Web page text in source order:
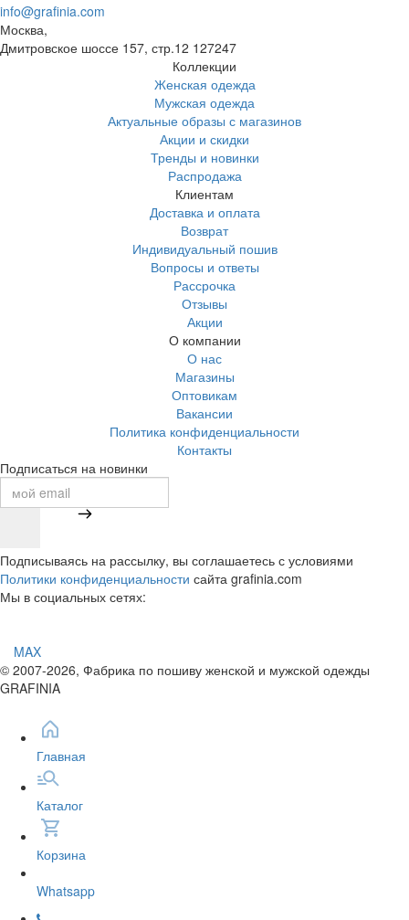
info@grafinia.com
Москва,
Дмитровское шоссе 157, стр.12 127247
Коллекции
Женская одежда
Мужская одежда
Актуальные образы с магазинов
Акции и скидки
Тренды и новинки
Распродажа
Клиентам
Доставка и оплата
Возврат
Индивидуальный пошив
Вопросы и ответы
Рассрочка
Отзывы
Акции
О компании
О нас
Магазины
Оптовикам
Вакансии
Политика конфиденциальности
Контакты
Подписаться на новинки
Подписываясь на рассылку, вы соглашаетесь с условиями
Политики конфиденциальности сайта grafinia.com
Мы в социальных сетях:
MAX
© 2007-2026, Фабрика по пошиву женской и мужской одежды
GRAFINIA
Главная
Каталог
Корзина
Whatsapp